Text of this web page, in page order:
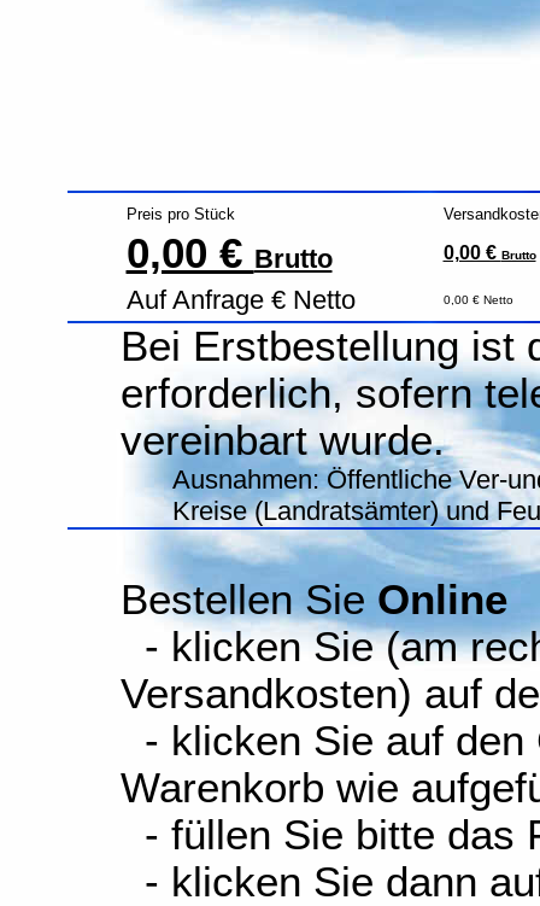
Preis pro Stück
0,00 € Brutto 0,00 € Brutto
Auf Anfrage € Netto 0,00 € Netto
Bei Erstbestellung ist
erforderlich, sofern
vereinbart wurde.
Ausnahmen: Öffentliche Ver-
Kreise (Landratsämter) und
Bestellen Sie Online
- klicken Sie (am
Versandkosten) auf
- klicken Sie auf
Warenkorb wie
- füllen Sie bitte das
- klicken Sie dann